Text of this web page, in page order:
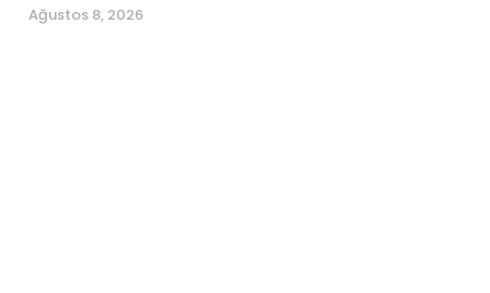
Ağustos 8, 2026